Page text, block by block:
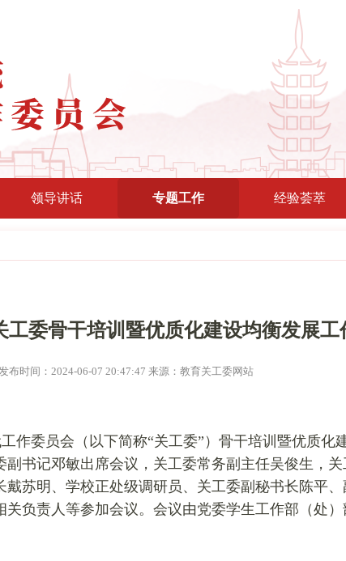
领导讲话 专题工作 经验荟萃
工委骨干培训暨优质化建设均衡发展工
布时间：2024-06-07 20:47:47 来源：教育关工委网站
作委员会（以下简称“关工委”）骨干培训暨优质化
书记邓敏出席会议，关工委常务副主任吴俊生，
苏明、学校正处级调研员、关工委副秘书长陈平
负责人等参加会议。会议由党委学生工作部（处